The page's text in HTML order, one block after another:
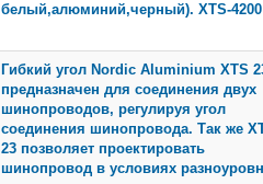
белый,алюминий,черный). XTS-4200
Гибкий угол Nordic Aluminium XTS
предназначен для соединения двух
шинопроводов, регулируя угол
соединения шинопровода. Так же
23 позволяет проектировать
шинопровод в условиях